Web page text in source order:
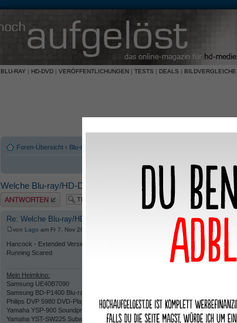
BLU-RAY | HD-DVD | VERÖFFENTLICHUNGEN | TESTS | DEALS | BILDVERGLEICHE
Foren-Übersicht ‹ Blu-ray und HD-DVD
Welche Blu-ray/HD-DVD hast Du zuletzt gekauft?
Antwort erstellen 130 Beiträge •
Re: Welche Blu-ray/HD-DVD hast Du zuletzt gekauft?
von Lago am Fr 7. Nov 2008, 20:22
Hancock - Extended Version
Running Scared
Mein Heimkino:
Samsung UE40B7090
Samsung BD-P1400 Blu-ray-Player
Philips DVP 5980 DVD-Player
Yamaha YSP-900 Soundprojektor
Yamaha YST-SW225 Subwoofer